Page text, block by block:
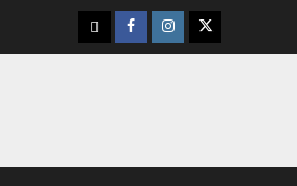
下
載
Facebook
Instagram
Twitter